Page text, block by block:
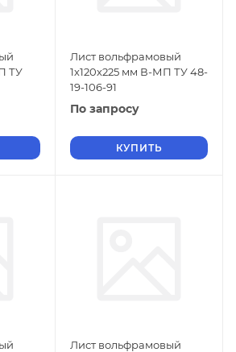
ТУ
Лист вольфрамовый
1х120х225 мм В-МП ТУ 48-
19-106-91
По запросу
КУПИТЬ
Лист вольфрамовый